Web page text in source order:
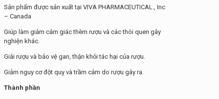
Sản phẩm được sản xuất tại VIVA PHARMACEUTICAL., Inc
– Canada
Giúp làm giảm cảm giác thèm rượu và các thói quen gây
nghiện khác.
Giải rượu và bảo vệ gan, thận khỏi tác hại của rượu.
Giảm nguy cơ đột quỵ và trầm cảm do rượu gây ra.
Thành phần